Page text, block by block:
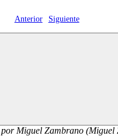
Anterior Siguiente
Miguel Zambrano